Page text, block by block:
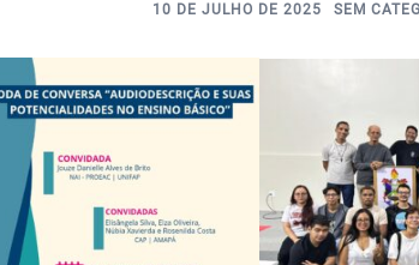
10 DE JULHO DE 2025 SEM